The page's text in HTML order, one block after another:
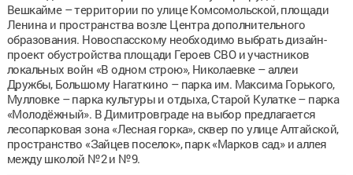
Вешкайме – территории по улице Комсомольской, площади
Ленина и пространства возле Центра дополнительного
образования. Новоспасскому необходимо выбрать дизайн-
проект обустройства площади Героев СВО и участников
локальных войн «В одном строю», Николаевке – аллеи
Дружбы, Большому Нагаткино – парка им. Максима Горького,
Мулловке – парка культуры и отдыха, Старой Кулатке – парка
«Молодёжный». В Димитровграде на выбор предлагается
лесопарковая зона «Лесная горка», сквер по улице Алтайской,
пространство «Зайцев поселок», парк «Марков сад» и аллея
между школой №2 и №9.